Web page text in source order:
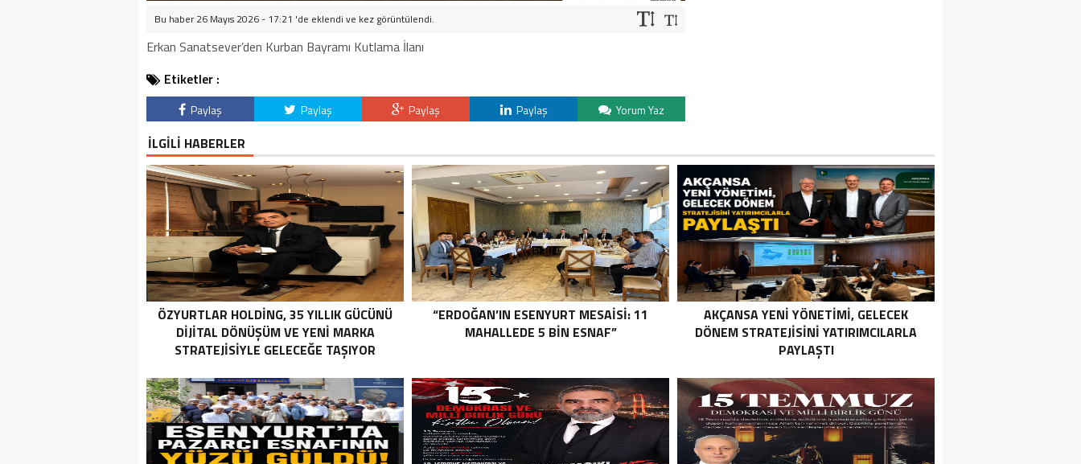
Bu haber 26 Mayıs 2026 - 17:21 'de eklendi ve kez görüntülendi.
Erkan Sanatsever’den Kurban Bayramı Kutlama İlanı
Etiketler :
Paylaş Paylaş Paylaş Paylaş Yorum Yaz
İLGİLİ HABERLER
ÖZYURTLAR HOLDING, 35 YILLIK GÜCÜNÜ
DIJITAL DÖNÜŞÜM VE YENI MARKA
STRATEJISIYLE GELECEĞE TAŞIYOR
“ERDOĞAN’IN ESENYURT MESAİSİ: 11
MAHALLEDE 5 BİN ESNAF”
AKÇANSA YENI YÖNETIMI, GELECEK
DÖNEM STRATEJISINI YATIRIMCILARLA
PAYLAŞTI